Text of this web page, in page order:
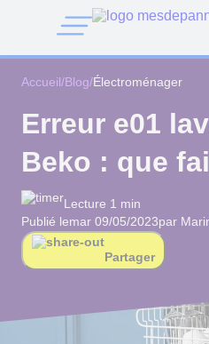
Accueil/Blog/Électroménager
Erreur e01
Beko : que
Lecture 1 min
Publié lemar 09/05/2023par
Partager